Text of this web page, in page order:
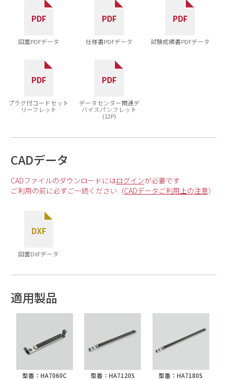
図面PDFデータ 仕様書PDFデータ 試験成績書PDFデータ
プラグ付コードセット
リーフレット
データセンター関連デ
バイスパンフレット
(12P)
CADデータ
CADファイルのダウンロードにはログインが必要です
ご利用の前に必ずご一読ください（CADデータご利用上の注意）
図面DXFデータ
適用製品
型番：HA7060C
型番：HA7120S
型番：HA7180S